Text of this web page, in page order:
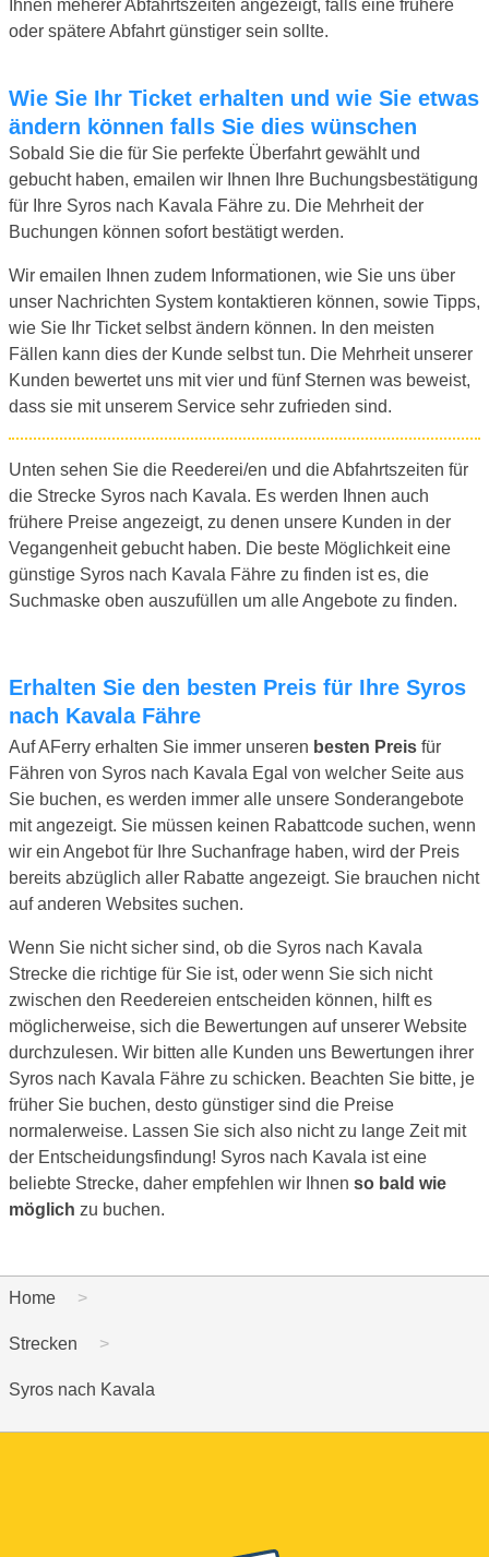
Ihnen meherer Abfahrtszeiten angezeigt, falls eine frühere
oder spätere Abfahrt günstiger sein sollte.
Wie Sie Ihr Ticket erhalten und wie Sie etwas
ändern können falls Sie dies wünschen
Sobald Sie die für Sie perfekte Überfahrt gewählt und
gebucht haben, emailen wir Ihnen Ihre Buchungsbestätigung
für Ihre Syros nach Kavala Fähre zu. Die Mehrheit der
Buchungen können sofort bestätigt werden.
Wir emailen Ihnen zudem Informationen, wie Sie uns über
unser Nachrichten System kontaktieren können, sowie Tipps,
wie Sie Ihr Ticket selbst ändern können. In den meisten
Fällen kann dies der Kunde selbst tun. Die Mehrheit unserer
Kunden bewertet uns mit vier und fünf Sternen was beweist,
dass sie mit unserem Service sehr zufrieden sind.
Unten sehen Sie die Reederei/en und die Abfahrtszeiten für
die Strecke Syros nach Kavala. Es werden Ihnen auch
frühere Preise angezeigt, zu denen unsere Kunden in der
Vegangenheit gebucht haben. Die beste Möglichkeit eine
günstige Syros nach Kavala Fähre zu finden ist es, die
Suchmaske oben auszufüllen um alle Angebote zu finden.
Erhalten Sie den besten Preis für Ihre Syros
nach Kavala Fähre
Auf AFerry erhalten Sie immer unseren besten Preis für
Fähren von Syros nach Kavala Egal von welcher Seite aus
Sie buchen, es werden immer alle unsere Sonderangebote
mit angezeigt. Sie müssen keinen Rabattcode suchen, wenn
wir ein Angebot für Ihre Suchanfrage haben, wird der Preis
bereits abzüglich aller Rabatte angezeigt. Sie brauchen nicht
auf anderen Websites suchen.
Wenn Sie nicht sicher sind, ob die Syros nach Kavala
Strecke die richtige für Sie ist, oder wenn Sie sich nicht
zwischen den Reedereien entscheiden können, hilft es
möglicherweise, sich die Bewertungen auf unserer Website
durchzulesen. Wir bitten alle Kunden uns Bewertungen ihrer
Syros nach Kavala Fähre zu schicken. Beachten Sie bitte, je
früher Sie buchen, desto günstiger sind die Preise
normalerweise. Lassen Sie sich also nicht zu lange Zeit mit
der Entscheidungsfindung! Syros nach Kavala ist eine
beliebte Strecke, daher empfehlen wir Ihnen so bald wie
möglich zu buchen.
Home
Strecken
Syros nach Kavala